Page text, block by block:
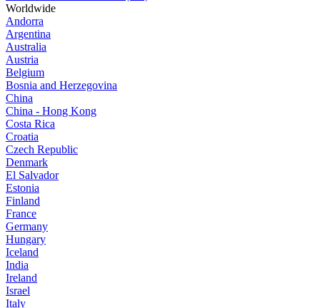
Worldwide
Andorra
Argentina
Australia
Austria
Belgium
Bosnia and Herzegovina
China
China - Hong Kong
Costa Rica
Croatia
Czech Republic
Denmark
El Salvador
Estonia
Finland
France
Germany
Hungary
Iceland
India
Ireland
Israel
Italy